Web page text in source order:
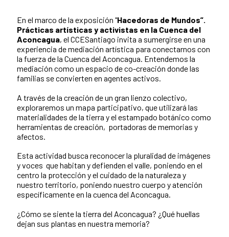
En el marco de la exposición "Hacedoras de Mundos”.
Prácticas artísticas y activistas en la Cuenca del
Aconcagua, el CCESantiago invita a sumergirse en una
experiencia de mediación artística para conectarnos con
la fuerza de la Cuenca del Aconcagua. Entendemos la
mediación como un espacio de co-creación donde las
familias se convierten en agentes activos.
A través de la creación de un gran lienzo colectivo,
exploraremos un mapa participativo, que utilizará las
materialidades de la tierra y el estampado botánico como
herramientas de creación, portadoras de memorias y
afectos.
Esta actividad busca reconocer la pluralidad de imágenes
y voces que habitan y defienden el valle, poniendo en el
centro la protección y el cuidado de la naturaleza y
nuestro territorio, poniendo nuestro cuerpo y atención
específicamente en la cuenca del Aconcagua.
¿Cómo se siente la tierra del Aconcagua? ¿Qué huellas
dejan sus plantas en nuestra memoria?